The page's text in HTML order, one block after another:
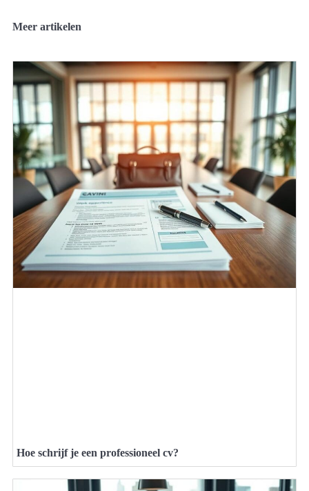
Meer artikelen
Hoe schrijf je een professioneel cv?